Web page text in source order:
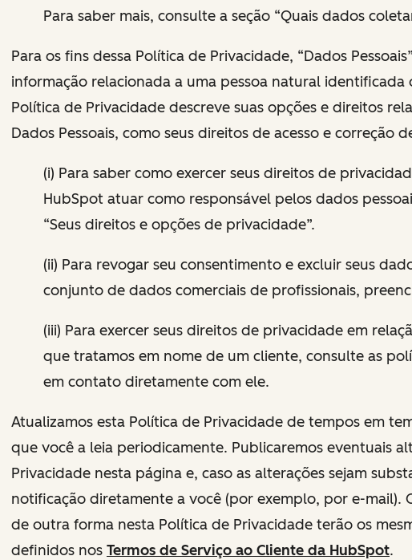
Para saber mais, consulte a seção “Quais dados
Para os fins dessa Política de Privacidade, “Dados
informação relacionada a uma pessoa natural identificada
Política de Privacidade descreve suas opções e direitos
Dados Pessoais, como seus direitos de acesso e correção
(i) Para saber como exercer seus direitos de
HubSpot atuar como responsável pelos dados
“Seus direitos e opções de privacidade”.
(ii) Para revogar seu consentimento e excluir seus
conjunto de dados comerciais de profissionais,
(iii) Para exercer seus direitos de privacidade em
que tratamos em nome de um cliente, consulte as
em contato diretamente com ele.
Atualizamos esta Política de Privacidade de tempos em
que você a leia periodicamente. Publicaremos eventuais
Privacidade nesta página e, caso as alterações sejam
notificação diretamente a você (por exemplo, por e-mail).
de outra forma nesta Política de Privacidade terão os
definidos nos Termos de Serviço ao Cliente da HubSpot.